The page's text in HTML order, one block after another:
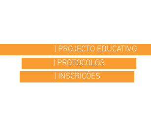
| PROJECTO EDUCATIVO
| PROTOCOLOS
| INSCRIÇÕES